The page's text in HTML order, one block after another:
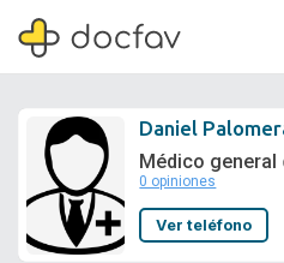
Daniel
Médico general
0 opiniones
Ver teléfono